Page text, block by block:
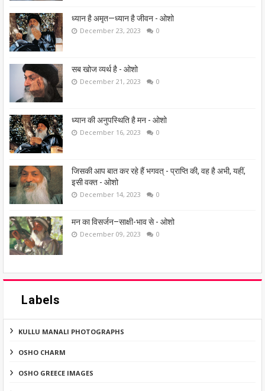
ध्यान है अमृत—ध्यान है जीवन - ओशो
December 23, 2023 0
सब खोज व्यर्थ है - ओशो
December 21, 2023 0
ध्यान की अनुपस्थिति है मन - ओशो
December 16, 2023 0
जिसकी आप बात कर रहे हैं भगवत् - प्राप्ति की, वह है अभी, यहीं,
इसी वक्त - ओशो
December 14, 2023 0
मन का विसर्जन–साक्षी-भाव से - ओशो
December 09, 2023 0
Labels
KULLU MANALI PHOTOGRAPHS
OSHO CHARM
OSHO GREECE IMAGES